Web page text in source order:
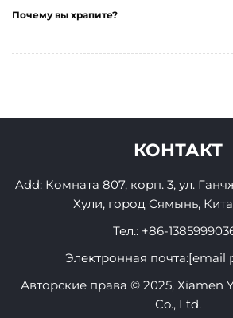
Почему вы храпите?
КОНТАКТ
Add: Комната 807, корп. 3, ул.
Хули, город Сямынь,
Тел.: +86-
Электронная почта:[email
Авторские права © 2025, Xiamen
Co., Ltd.